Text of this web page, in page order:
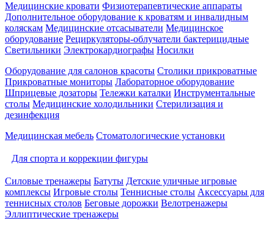
Медицинские кровати Физиотерапевтические аппараты
Дополнительное оборудование к кроватям и инвалидным
коляскам Медицинские отсасыватели Медицинское
оборудование Рециркуляторы-облучатели бактерицидные
Светильники Электрокардиографы Носилки
Оборудование для салонов красоты Столики прикроватные
Прикроватные мониторы Лабораторное оборудование
Шприцевые дозаторы Тележки каталки Инструментальные
столы Медицинские холодильники Стерилизация и
дезинфекция
Медицинская мебель Стоматологические установки
Для спорта и коррекции фигуры
Силовые тренажеры Батуты Детские уличные игровые
комплексы Игровые столы Теннисные столы Аксессуары для
теннисных столов Беговые дорожки Велотренажеры
Эллиптические тренажеры